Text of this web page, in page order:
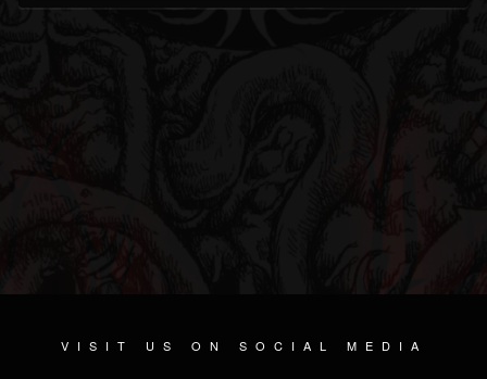
VISIT US ON SOCIAL MEDIA